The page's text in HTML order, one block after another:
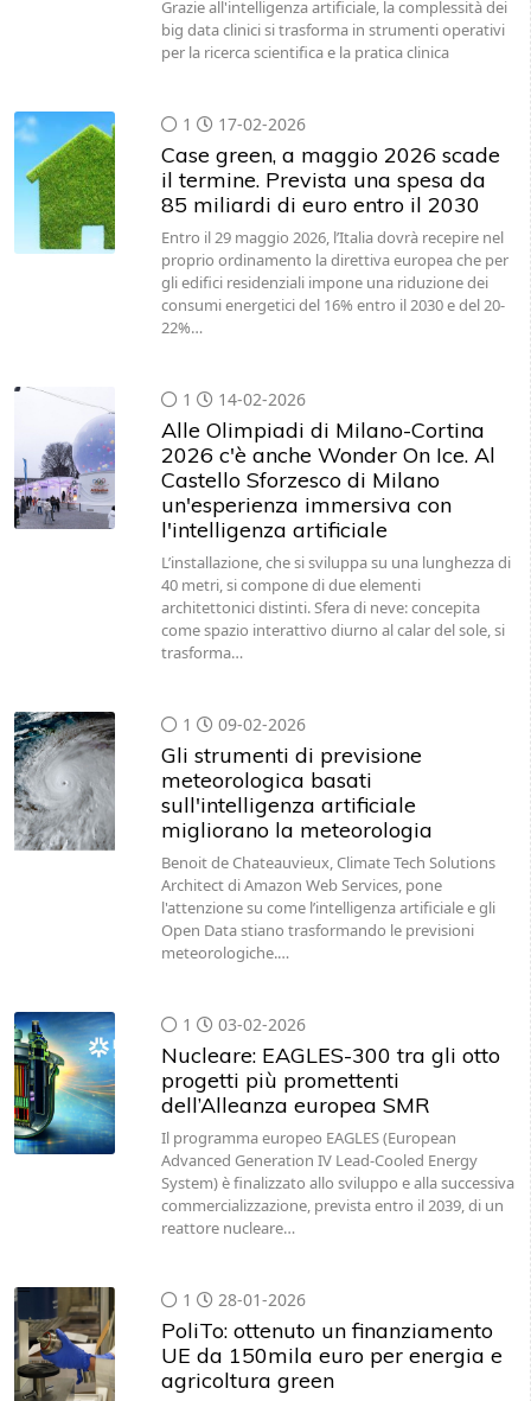
Grazie all'intelligenza artificiale, la complessità dei
big data clinici si trasforma in strumenti operativi
per la ricerca scientifica e la pratica clinica
1 17-02-2026
Case green, a maggio 2026 scade
il termine. Prevista una spesa da
85 miliardi di euro entro il 2030
Entro il 29 maggio 2026, l’Italia dovrà recepire nel
proprio ordinamento la direttiva europea che per
gli edifici residenziali impone una riduzione dei
consumi energetici del 16% entro il 2030 e del 20-
22%…
1 14-02-2026
Alle Olimpiadi di Milano-Cortina
2026 c'è anche Wonder On Ice. Al
Castello Sforzesco di Milano
un'esperienza immersiva con
l'intelligenza artificiale
L’installazione, che si sviluppa su una lunghezza di
40 metri, si compone di due elementi
architettonici distinti. Sfera di neve: concepita
come spazio interattivo diurno al calar del sole, si
trasforma…
1 09-02-2026
Gli strumenti di previsione
meteorologica basati
sull'intelligenza artificiale
migliorano la meteorologia
Benoit de Chateauvieux, Climate Tech Solutions
Architect di Amazon Web Services, pone
l'attenzione su come l’intelligenza artificiale e gli
Open Data stiano trasformando le previsioni
meteorologiche.…
1 03-02-2026
Nucleare: EAGLES-300 tra gli otto
progetti più promettenti
dell’Alleanza europea SMR
Il programma europeo EAGLES (European
Advanced Generation IV Lead-Cooled Energy
System) è finalizzato allo sviluppo e alla successiva
commercializzazione, prevista entro il 2039, di un
reattore nucleare…
1 28-01-2026
PoliTo: ottenuto un finanziamento
UE da 150mila euro per energia e
agricoltura green